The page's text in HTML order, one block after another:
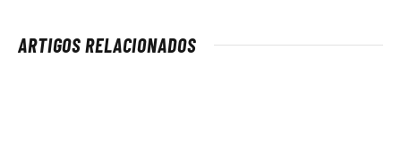
ARTIGOS RELACIONADOS